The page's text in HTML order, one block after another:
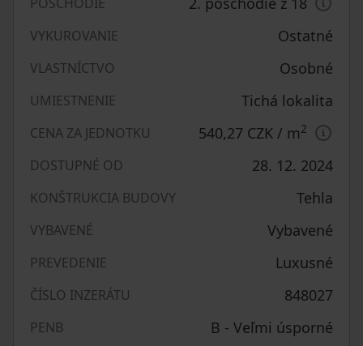
VYKUROVANIE Ostatné
VLASTNÍCTVO Osobné
UMIESTNENIE Tichá lokalita
CENA ZA JEDNOTKU 540,27 CZK / m2
DOSTUPNÉ OD 28. 12. 2024
KONŠTRUKCIA BUDOVY Tehla
VYBAVENÉ Vybavené
PREVEDENIE Luxusné
ČÍSLO INZERÁTU 848027
PENB B - Veľmi úsporné